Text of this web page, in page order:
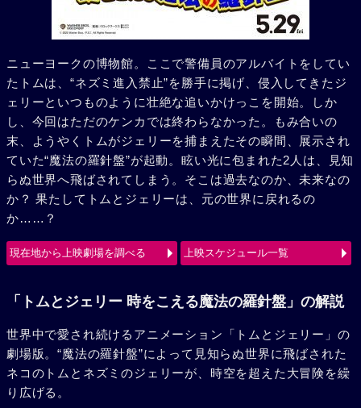
ニューヨークの博物館。ここで警備員のアルバイトをしてい
たトムは、“ネズミ進入禁止”を勝手に掲げ、侵入してきたジ
ェリーといつものように壮絶な追いかけっこを開始。しか
し、今回はただのケンカでは終わらなかった。もみ合いの
末、ようやくトムがジェリーを捕まえたその瞬間、展示され
ていた“魔法の羅針盤”が起動。眩い光に包まれた2人は、見知
らぬ世界へ飛ばされてしまう。そこは過去なのか、未来なの
か？ 果たしてトムとジェリーは、元の世界に戻れるの
か……？
現在地から上映劇場を調べる 上映スケジュール一覧
「トムとジェリー 時をこえる魔法の羅針盤」の解説
世界中で愛され続けるアニメーション「トムとジェリー」の
劇場版。“魔法の羅針盤”によって見知らぬ世界に飛ばされた
ネコのトムとネズミのジェリーが、時空を超えた大冒険を繰
り広げる。